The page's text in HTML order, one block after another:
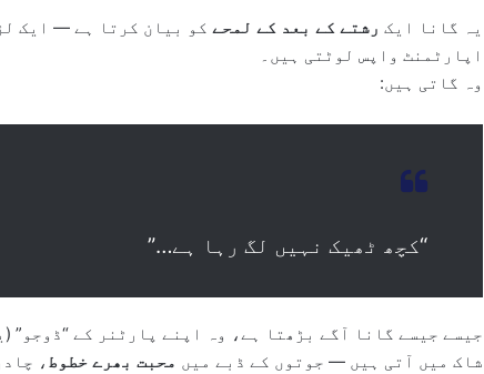
یہ گانا ایک رشتے کے بعد کے لمحے کو بیان کرتا ہے — ایک
اپارٹمنٹ واپس لوٹتی ہیں۔
وہ گاتی ہیں:
“کچھ ٹھیک نہیں لگ رہا ہے…”
جیسے جیسے گانا آگے بڑھتا ہے، وہ اپنے پارٹنر کے “ڈوجو”
شاک میں آتی ہیں — جوتوں کے ڈبے میں محبت بھرے خطوط ،